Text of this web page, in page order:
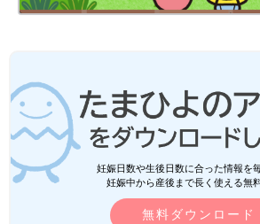
妊娠日数や生後日数に合った情報を
妊娠中から産後まで長く使える無
無料ダウンロード